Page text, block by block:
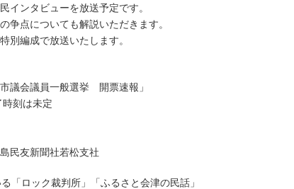
インタビューを放送予定です。
争点についても解説いただきます。
別編成で放送いたします。
会議員一般選挙 開票速報」
刻は未定
民友新聞社若松支社
「ロック裁判所」「ふるさと会津の民話」